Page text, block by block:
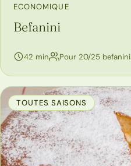
ECONOMIQUE
Befanini
42 min Pour 20/25 befanini
TOUTES SAISONS